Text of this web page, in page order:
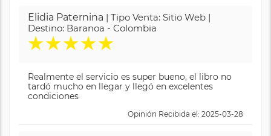
Elidia Paternina | Tipo Venta: Sitio Web |
Destino: Baranoa - Colombia
★★★★★
Realmente el servicio es super bueno, el libro no
tardó mucho en llegar y llegó en excelentes
condiciones
Opinión Recibida el: 2025-03-28